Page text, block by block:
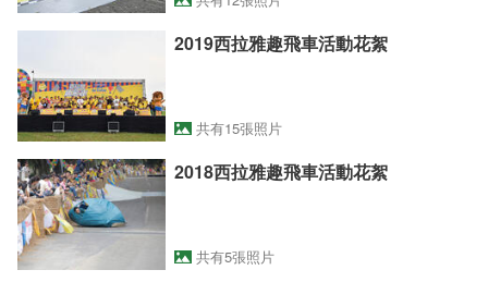
2019西拉雅趣飛車活動花絮
共有15張照片
2018西拉雅趣飛車活動花絮
共有5張照片